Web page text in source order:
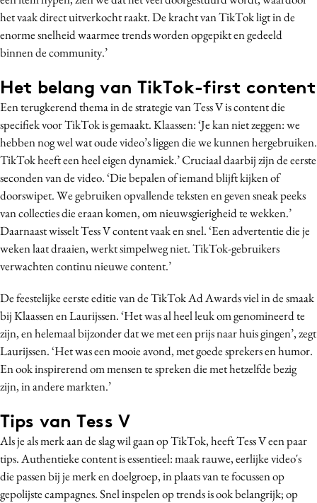
het vaak direct uitverkocht raakt. De kracht van TikTok ligt in de
enorme snelheid waarmee trends worden opgepikt en gedeeld
binnen de community.’
Het belang van TikTok-first content
Een terugkerend thema in de strategie van Tess V is content die
specifiek voor TikTok is gemaakt. Klaassen: ‘Je kan niet zeggen: we
hebben nog wel wat oude video’s liggen die we kunnen hergebruiken.
TikTok heeft een heel eigen dynamiek.’ Cruciaal daarbij zijn de eerste
seconden van de video. ‘Die bepalen of iemand blijft kijken of
doorswipet. We gebruiken opvallende teksten en geven sneak peeks
van collecties die eraan komen, om nieuwsgierigheid te wekken.’
Daarnaast wisselt Tess V content vaak en snel. ‘Een advertentie die je
weken laat draaien, werkt simpelweg niet. TikTok-gebruikers
verwachten continu nieuwe content.’
De feestelijke eerste editie van de TikTok Ad Awards viel in de smaak
bij Klaassen en Laurijssen. ‘Het was al heel leuk om genomineerd te
zijn, en helemaal bijzonder dat we met een prijs naar huis gingen’, zegt
Laurijssen. ‘Het was een mooie avond, met goede sprekers en humor.
En ook inspirerend om mensen te spreken die met hetzelfde bezig
zijn, in andere markten.’
Tips van Tess V
Als je als merk aan de slag wil gaan op TikTok, heeft Tess V een paar
tips. Authentieke content is essentieel: maak rauwe, eerlijke video's
die passen bij je merk en doelgroep, in plaats van te focussen op
gepolijste campagnes. Snel inspelen op trends is ook belangrijk; op